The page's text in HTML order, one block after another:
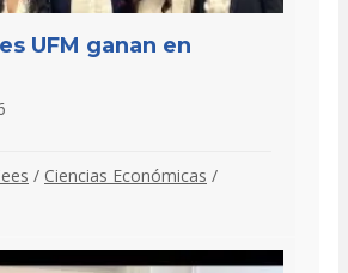
UFM ganan en
/ Ciencias Económicas /